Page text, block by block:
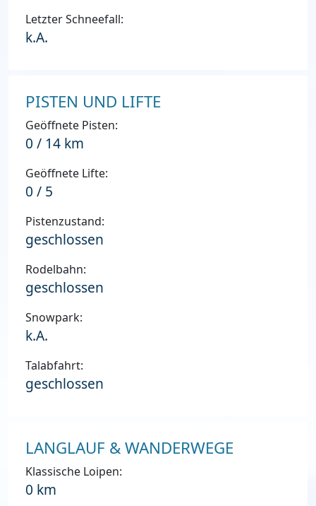
Letzter Schneefall:
k.A.
PISTEN UND LIFTE
Geöffnete Pisten:
0 / 14 km
Geöffnete Lifte:
0 / 5
Pistenzustand:
geschlossen
Rodelbahn:
geschlossen
Snowpark:
k.A.
Talabfahrt:
geschlossen
LANGLAUF & WANDERWEGE
Klassische Loipen:
0 km